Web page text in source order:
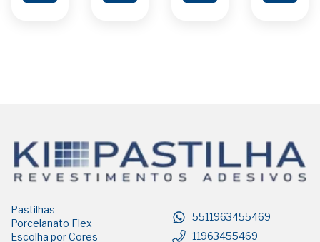
Pastilhas
Porcelanato Flex
Escolha por Cores
5511963455469
11963455469